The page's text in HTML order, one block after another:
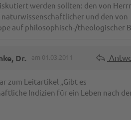
werden sollten: den von
naturwissenschaftlicher und den von
auf philosophisch-/theologischer
Dr. am 01.03.2011
zum Leitartikel „Gibt es
Indizien für ein Leben nach